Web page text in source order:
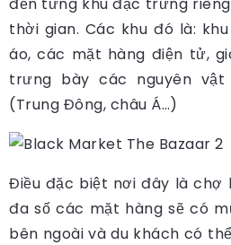
thời gian. Các khu đó là:
áo, các mặt hàng điện tử,
trưng bày các nguyên
(Trung Đông, châu Á…)
Điều đặc biệt nơi đây là chợ
đa số các mặt hàng sẽ có
bên ngoài và du khách có